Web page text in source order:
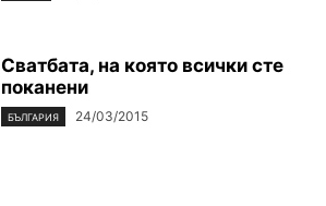
Сватбата, на която всички сте
поканени
БЪЛГАРИЯ 24/03/2015